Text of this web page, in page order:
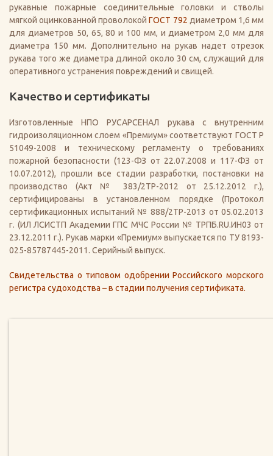
рукавные пожарные соединительные головки и стволы
мягкой оцинкованной проволокойГОСТ 792 диаметром 1,6 мм
для диаметров 50, 65, 80 и 100 мм, и диаметром 2,0 мм для
диаметра 150 мм. Дополнительно на рукав надет отрезок
рукава того же диаметра длиной около 30 см, служащий для
оперативного устранения повреждений и свищей.
Качество и сертификаты
Изготовленные НПО РУСАРСЕНАЛ рукава с внутренним
гидроизоляционном слоем «Премиум» соответствуют ГОСТ Р
51049-2008 и техническому регламенту о требованиях
пожарной безопасности (123-ФЗ от 22.07.2008 и 117-ФЗ от
10.07.2012), прошли все стадии разработки, постановки на
производство (Акт № 383/2ТР-2012 от 25.12.2012 г.),
сертифицированы в установленном порядке (Протокол
сертификационных испытаний № 888/2ТР-2013 от 05.02.2013
г. (ИЛ ЛСИСТП Академии ГПС МЧС России № ТРПБ.RU.ИН03 от
23.12.2011 г.). Рукав марки «Премиум» выпускается по ТУ 8193-
025-85787445-2011. Серийный выпуск.
Свидетельства о типовом одобрении Российского морского
регистра судоходства – в стадии получения сертификата.